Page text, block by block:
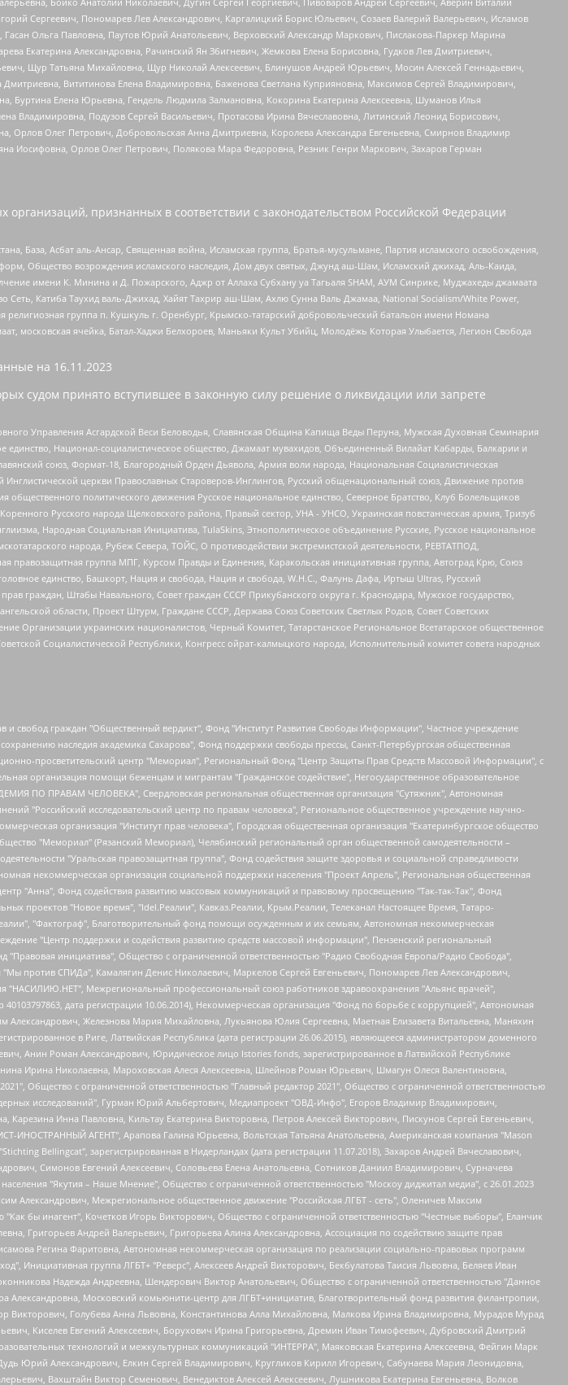
Сергеевич, Пономарев Лев Александрович, Каргалицкий Борис Юльевич, Созаев Валерий Валерьевич, Исламов
Ольга Павловна, Паутов Юрий Анатольевич, Верховский Александр Маркович, Пислакова-Паркер Марина
Екатерина Александровна, Рачинский Ян Збигневич, Жемкова Елена Борисовна, Гудков Лев Дмитриевич,
Щур Татьяна Михайловна, Щур Николай Алексеевич, Блинушов Андрей Юрьевич, Мосин Алексей Геннадьевич,
Вититинова Елена Владимировна, Баженова Светлана Куприяновна, Максимов Сергей Владимирович,
Буртина Елена Юрьевна, Гендель Людмила Залмановна, Кокорина Екатерина Алексеевна, Шуманов Илья
Подузов Сергей Васильевич, Протасова Ирина Вячеславовна, Литинский Леонид Борисович,
Олег Петрович, Добровольская Анна Дмитриевна, Королева Александра Евгеньевна, Смирнов Владимир
Иосифовна, Орлов Олег Петрович, Полякова Мара Федоровна, Резник Генри Маркович, Захаров Герман
признанных в соответствии с законодательством Российской Федерации
База, Асбат аль-Ансар, Священная война, Исламская группа, Братья-мусульмане, Партия исламского освобождения,
Общество возрождения исламского наследия, Дом двух святых, Джунд аш-Шам, Исламский джихад, Аль-Каида,
имени К. Минина и Д. Пожарского, Аджр от Аллаха Субхану уа Тагьаля SHAM, АУМ Синрике, Муджахеды джамаата
Сеть, Катиба Таухид валь-Джихад, Хайят Тахрир аш-Шам, Ахлю Сунна Валь Джамаа, National Socialism/White Power,
религиозная группа п. Кушкуль г. Оренбург, Крымско-татарский добровольческий батальон имени Номана
московская ячейка, Батал-Хаджи Белхороев, Маньяки Культ Убийц, Молодёжь Которая Улыбается, Легион Свобода
на 16.11.2023
судом принято вступившее в законную силу решение о ликвидации или запрете
Управления Асгардской Веси Беловодья, Славянская Община Капища Веды Перуна, Мужская Духовная Семинария
Национал-социалистическое общество, Джамаат мувахидов, Объединенный Вилайат Кабарды, Балкарии и
союз, Формат-18, Благородный Орден Дьявола, Армия воли народа, Национальная Социалистическая
церкви Православных Староверов-Инглингов, Русский общенациональный союз, Движение против
политического движения Русское национальное единство, Северное Братство, Клуб Болельщиков
Русского народа Щелковского района, Правый сектор, УНА - УНСО, Украинская повстанческая армия, Тризуб
Народная Социальная Инициатива, TulaSkins, Этнополитическое объединение Русские, Русское национальное
народа, Рубеж Севера, ТОЙС, О противодействии экстремистской деятельности, РЕВТАТПОД,
группа МПГ, Курсом Правды и Единения, Каракольская инициативная группа, Автоград Крю, Союз
единство, Башкорт, Нация и свобода, Нация и свобода, W.H.С., Фалунь Дафа, Иртыш Ultras, Русский
граждан, Штабы Навального, Совет граждан СССР Прикубанского округа г. Краснодара, Мужское государство,
области, Проект Штурм, Граждане СССР, Держава Союз Советских Светлых Родов, Совет Советских
Организации украинских националистов, Черный Комитет, Татарстанское Региональное Всетатарское общественное
Социалистической Республики, Конгресс ойрат-калмыцкого народа, Исполнительный комитет совета народных
ограниченной ответственностью "ЗП", Иванова София Юрьевна, Карезина Инна Павловна, Кильтау Екатерина Викторовна, Петров Алексей Викторович, Пискунов Сергей Евгеньевич, Смирнов Сергей Сергеевич, Тихонов Михаил Сергеевич, Общество с ограниченной ответственностью "ЖУРНАЛИСТ-ИНОСТРАННЫЙ АГЕНТ", Арапова Галина Юрьевна, Вольтская Татьяна Анатольевна, Американская компания "Mason G.E.S. Anonymous Foundation" (США), являющаяся владельцем интернет-издания https://mnews.world/, Компания "Stichting Bellingcat", зарегистрированная в Нидерландах (дата регистрации 11.07.2018), Захаров Андрей Вячеславович, Клепиковская Екатерина Дмитриевна, Общество с ограниченной ответственностью "МЕМО", Перл Роман Александрович, Симонов Евгений Алексеевич, Соловьева Елена Анатольевна, Сотников Даниил Владимирович, Сурначева Елизавета Дмитриевна, Автономная некоммерческая организация по защите прав человека и информированию населения "Якутия – Наше Мнение", Общество с ограниченной ответственностью "Москоу диджитал медиа", с 26.01.2023 Общество с ограниченной ответственностью "Чайка Белые сады", Ветошкина Валерия Валерьевна, Заговора Максим Александрович, Межрегиональное общественное движение "Российская ЛГБТ - сеть", Оленичев Максим Владимирович, Павлов Иван Юрьевич, Скворцова Елена Сергеевна, Общество с ограниченной ответственностью "Как бы инагент", Кочетков Игорь Викторович, Общество с ограниченной ответственностью "Честные выборы", Еланчик Олег Александрович, Общество с ограниченной ответственностью "Нобелевский призыв", Гималова Регина Эмилевна, Григорьев Андрей Валерьевич, Григорьева Алина Александровна, Ассоциация по содействию защите прав призывников, альтернативнослужащих и военнослужащих "Правозащитная группа "Гражданин.Армия.Право", Хисамова Регина Фаритовна, Автономная некоммерческая организация по реализации социально-правовых программ "Лилит", Дальневосточное общественное движение "Маяк", Санкт-Петербургская ЛГБТ-инициативная группа "Выход", Инициативная группа ЛГБТ+ "Реверс", Алексеев Андрей Викторович, Бекбулатова Таисия Львовна, Беляев Иван Михайлович, Владыкина Елена Сергеевна, Гельман Марат Александрович, Никульшина Вероника Юрьевна, Толоконникова Надежда Андреевна, Шендерович Виктор Анатольевич, Общество с ограниченной ответственностью "Данное сообщение", Общество с ограниченной ответственностью Издательский дом "Новая глава", Айнбиндер Александра Александровна, Московский комьюнити-центр для ЛГБТ+инициатив, Благотворительный фонд развития филантропии, Deutsche Welle (Германия, Kurt-Schumacher-Strasse 3, 53113 Bonn), Борзунова Мария Михайловна, Воробьев Виктор Викторович, Голубева Анна Львовна, Константинова Алла Михайловна, Малкова Ирина Владимировна, Мурадов Мурад Абдулгалимович, Осетинская Елизавета Николаевна, Понасенков Евгений Николаевич, Ганапольский Матвей Юрьевич, Киселев Евгений Алексеевич, Борухович Ирина Григорьевна, Дремин Иван Тимофеевич, Дубровский Дмитрий Викторович, Красноярская региональная общественная организация поддержки и развития альтернативных образовательных технологий и межкультурных коммуникаций "ИНТЕРРА", Маяковская Екатерина Алексеевна, Фейгин Марк Захарович, Филимонов Андрей Викторович, Дзугкоева Регина Николаевна, Доброхотов Роман Александрович, Дудь Юрий Александрович, Елкин Сергей Владимирович, Кругликов Кирилл Игоревич, Сабунаева Мария Леонидовна, Семенов Алексей Владимирович, Шаинян Карен Багратович, Шульман Екатерина Михайловна, Асафьев Артур Валерьевич, Вахштайн Виктор Семенович, Венедиктов Алексей Алексеевич, Лушникова Екатерина Евгеньевна, Волков Леонид Михайлович, Невзоров Александр Глебович, Пархоменко Сергей Борисович, Сироткин Ярослав Николаевич, Кара-Мурза Владимир Владимирович, Баранова Наталья Владимировна, Гозман Леонид Яковлевич, Кагарлицкий Борис Юльевич, Климарев Михаил Валерьевич, Милов Владимир Станиславович, Автономная некоммерческая организация Краснодарский центр современного искусства "Типография", Моргенштерн Алишер Тагирович, Соболь Любовь Эдуардовна, Общество с ограниченной ответственностью "ЛИЗА НОРМ", Каспаров Гарри Кимович, Ходорковский Михаил Борисович, Общество с ограниченной ответственностью "Апрельские тезисы", Данилович Ирина Брониславовна, Кашин Олег Владимирович, Петров Николай Владимирович, Пивоваров Алексей Владимирович, Соколов Михаил Владимирович, Цветкова Юлия Владимировна, Чичваркин Евгений Александрович, Комитет против пыток/Команда против пыток, Общество с ограниченной ответственностью "Первый научный", Общество с ограниченной ответственностью "Вертолет и ко", Белоцерковская Вероника Борисовна, Кац Максим Евгеньевич, Лазарева Татьяна Юрьевна, Шаведдинов Руслан Табризович, Яшин Илья Валерьевич, Общество с ограниченной ответственностью "Иноагент ААВ", Алешковский Дмитрий Петрович, Альбац Евгения Марковна, Быков Дмитрий Львович, Галямина Юлия Евгеньевна, Лойко Сергей Леонидович, Мартынов Кирилл Константинович, Медведев Сергей Александрович, Крашенинников Федор Геннадиевич, Гордеева Катерина Вл